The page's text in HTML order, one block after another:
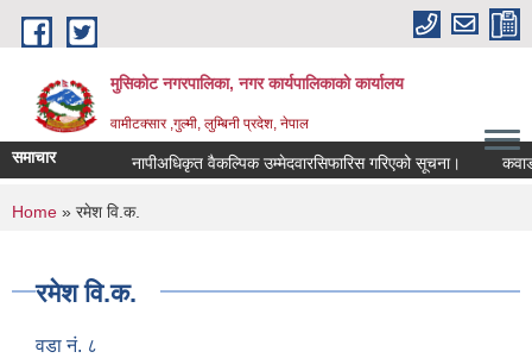
Skip to main content
मुसिकोट नगरपालिका, नगर कार्यपालिकाकाे कार्यालय
वामीटक्सार ,गुल्मी, लुम्बिनी प्रदेश, नेपाल
समाचार नापीअधिकृत वैकल्पिक उम्मेदवारसिफारिस गरिएको सूचना। कवाडी
You are here
Home » रमेश वि.क.
रमेश वि.क.
वडा नं. ८